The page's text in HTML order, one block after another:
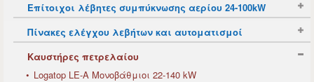
Επίτοιχοι λέβητες συμπύκνωσης αερίου 24-100kW
Πίνακες ελέγχου λεβήτων και αυτοματισμοί
Καυστήρες πετρελαίου
Logatop LE-A Μονοβάθμιοι 22-140 kW